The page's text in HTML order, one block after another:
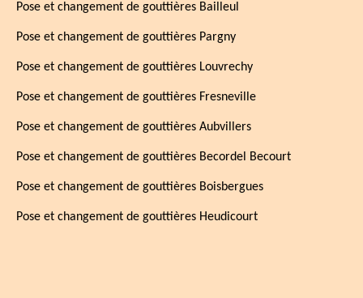
Pose et changement de gouttières Bailleul
Pose et changement de gouttières Pargny
Pose et changement de gouttières Louvrechy
Pose et changement de gouttières Fresneville
Pose et changement de gouttières Aubvillers
Pose et changement de gouttières Becordel Becourt
Pose et changement de gouttières Boisbergues
Pose et changement de gouttières Heudicourt